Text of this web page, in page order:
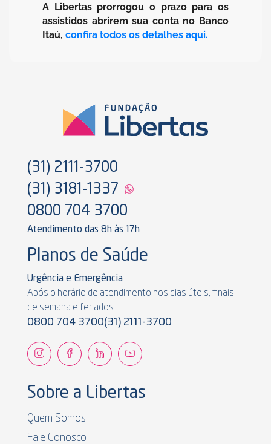
A Libertas prorrogou o prazo para os
assistidos abrirem sua conta no Banco
Itaú, confira todos os detalhes aqui.
(31) 2111-3700
(31) 3181-1337
0800 704 3700
Atendimento das 8h às 17h
Planos de Saúde
Urgência e Emergência
Após o horário de atendimento nos dias úteis, finais
de semana e feriados
0800 704 3700(31) 2111-3700
Sobre a Libertas
Quem Somos
Fale Conosco